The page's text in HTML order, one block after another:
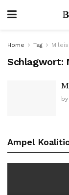
Home Tag
Schlagwort:
by
Ampel